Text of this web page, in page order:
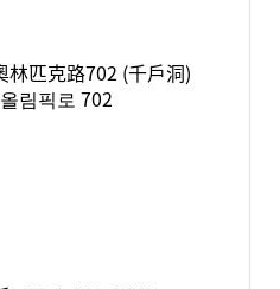
林匹克路702 (千戶洞)
림픽로 702